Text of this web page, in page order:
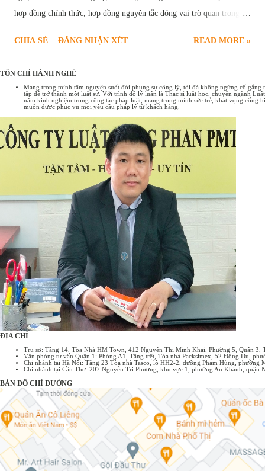
hợp đồng chính thức, hợp đồng nguyên tắc đóng vai trò quan trọng,
sau đây sẽ cung cấp chi tiết quy định pháp luật về hợp đồng nguyên
Tổng quan về hợp đồng nguyên tắc Hợp đồng nguyên tắc là sự thỏa
thuận sơ bộ giữa các bên về những nội dung cơ bản, những nguyên
tắc chung nhất của một giao dịch. Có thể hiểu hợp đồng nguyên tắc
như một bản "ghi nhớ" hoặc "cam kết" về ý định hợp tác, tạo tiền đề
cho việc đàm phán và ký kết hợp đồng chính thức sau này. Đặc điểm
của hợp đồng nguyên tắc: Tính chất định hướng: Xác định khuôn khổ
chung, những điểm cốt lõi của giao ...
CHIA SẺ ĐĂNG NHẬN XÉT READ MORE »
TÔN CHỈ HÀNH NGHỀ
Mang trong mình tâm nguyện suốt đời phụng sự công lý, tôi đã không ngừng cố
tập để trở thành một luật sư. Với trình độ lý luận là Thạc sĩ luật học, chuyên ngành
năm kinh nghiệm trong công tác pháp luật, mang trong mình sức trẻ, khát vọng cống
muốn được phục vụ mọi yêu cầu pháp lý từ khách hàng.
ĐỊA CHỈ
Trụ sở: Tầng 14, Tòa Nhà HM Town, 412 Nguyễn Thị Minh Khai, Phường 5, Quận 3,
Văn phòng tư vấn Quận 1: Phòng A1, Tầng trệt, Tòa nhà Packsimex, 52 Đông Du,
Chi nhánh tại Hà Nội: Tầng 23 Tòa nhà Tasco, lô HH2-2, đường Phạm Hùng,
Chi nhánh tại Cần Thơ: 207 Nguyễn Tri Phương, khu vực 1, phường An Khánh, quận
BẢN ĐỒ CHỈ ĐƯỜNG